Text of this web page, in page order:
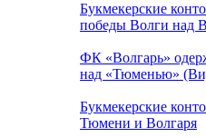
Букмекерские
победы Волги над
ФК «Волгарь»
над «Тюменью»
Букмекерские
Тюмени и Волгаря